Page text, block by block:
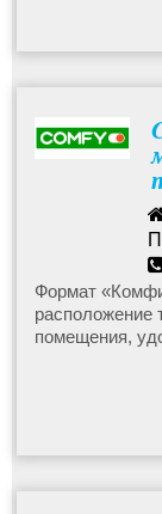
Планшеты
Программное
Расходные
Формат
расположение
помещения,